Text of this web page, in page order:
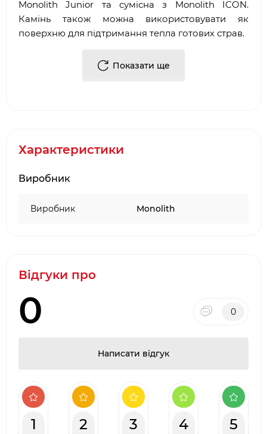
Monolith Junior та сумісна з Monolith ICON.
Камінь також можна використовувати як
поверхню для підтримання тепла готових страв.
фокачі та іншої випічки
Сумісний із грилями Monolith Junior та
Діаметр: 26 см
Вага: близько 1,4 кг
вашого керамічного гриля, дозволяючи готувати
професійним результатом.
Показати ще
Характеристики
Виробник
Виробник Monolith
Відгуки про
0 0
Написати відгук
1 2 3 4 5